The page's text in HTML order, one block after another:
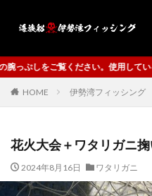
ているタックル等の情報提供も、ご
HOME 伊勢湾フィッシング
花火大会＋ワタリガニ
2024年8月16日 ワタリガニ